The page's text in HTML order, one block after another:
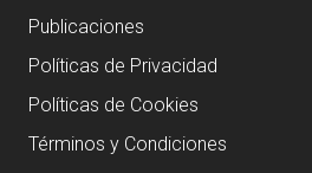
Publicaciones
Políticas de Privacidad
Políticas de Cookies
Términos y Condiciones